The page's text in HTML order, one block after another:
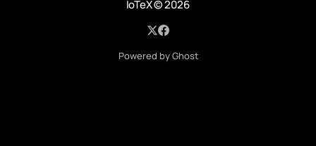
IoTeX© 2026
Powered by Ghost